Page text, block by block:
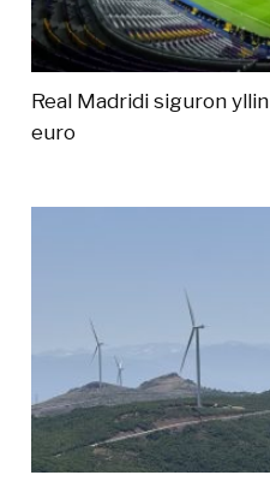
Real Madridi siguron
euro